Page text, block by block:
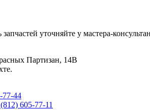
уточняйте у мастера-
Партизан, 14В
77-44
605-77-11